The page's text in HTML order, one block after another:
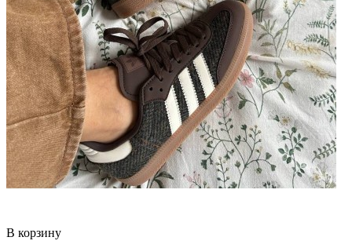
В корзину